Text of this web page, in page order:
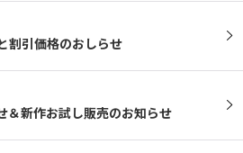
割引価格のおしらせ
＆新作お試し販売のお知らせ